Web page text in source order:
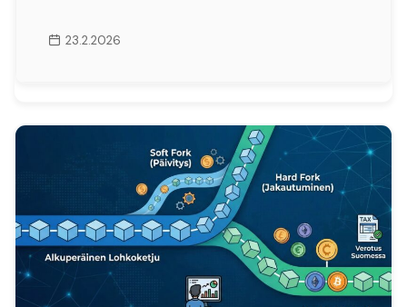
23.2.2026